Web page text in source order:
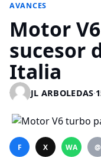
AVANCES
Motor
sucesor
Italia
JL ARBOLEDAS·
F X WA @